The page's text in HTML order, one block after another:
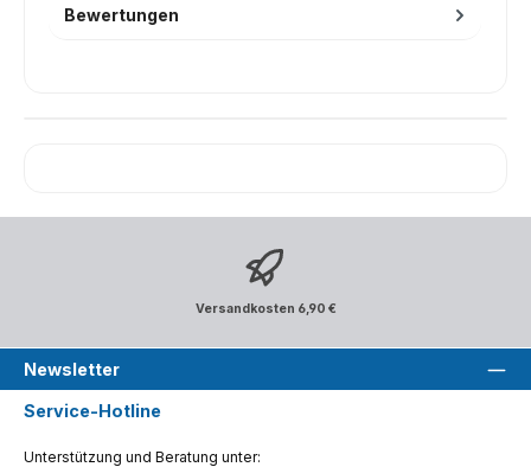
Bewertungen
Versandkosten 6,90 €
Newsletter
Service-Hotline
Unterstützung und Beratung unter: